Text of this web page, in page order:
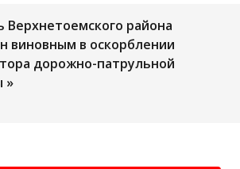
Верхнетоемского района
виновным в оскорблении
дорожно-патрульной
»